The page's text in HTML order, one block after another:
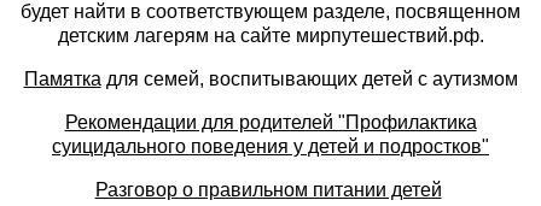
будет найти в соответствующем разделе, посвященном
детским лагерям на сайте мирпутешествий.рф.
Памяткадля семей, воспитывающих детей с аутизмом
Рекомендации для родителей "Профилактика
суицидального поведения у детей и подростков"
Разговор о правильном питании детей